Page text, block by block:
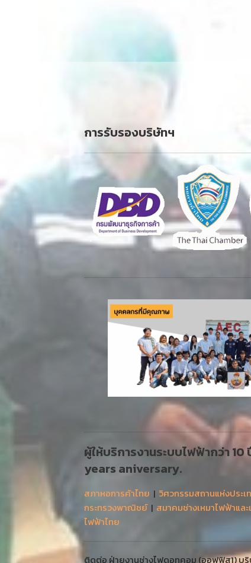
การรับรองบริษัทฯ
ผู้ให้บริการงานระบบไฟฟ้ากว่า 10
years aniversary.
สภาหอการค้าไทย | วิศวกรรมสถานแห่งประเ
กระทรวงพาณิชย์| สมาคมช่างเหมาไฟฟ้าแล
ไฟฟ้าไทย
ติดต่อ ฝ่ายงานช่างไฟดอทคอม (ออฟฟิส1) บ